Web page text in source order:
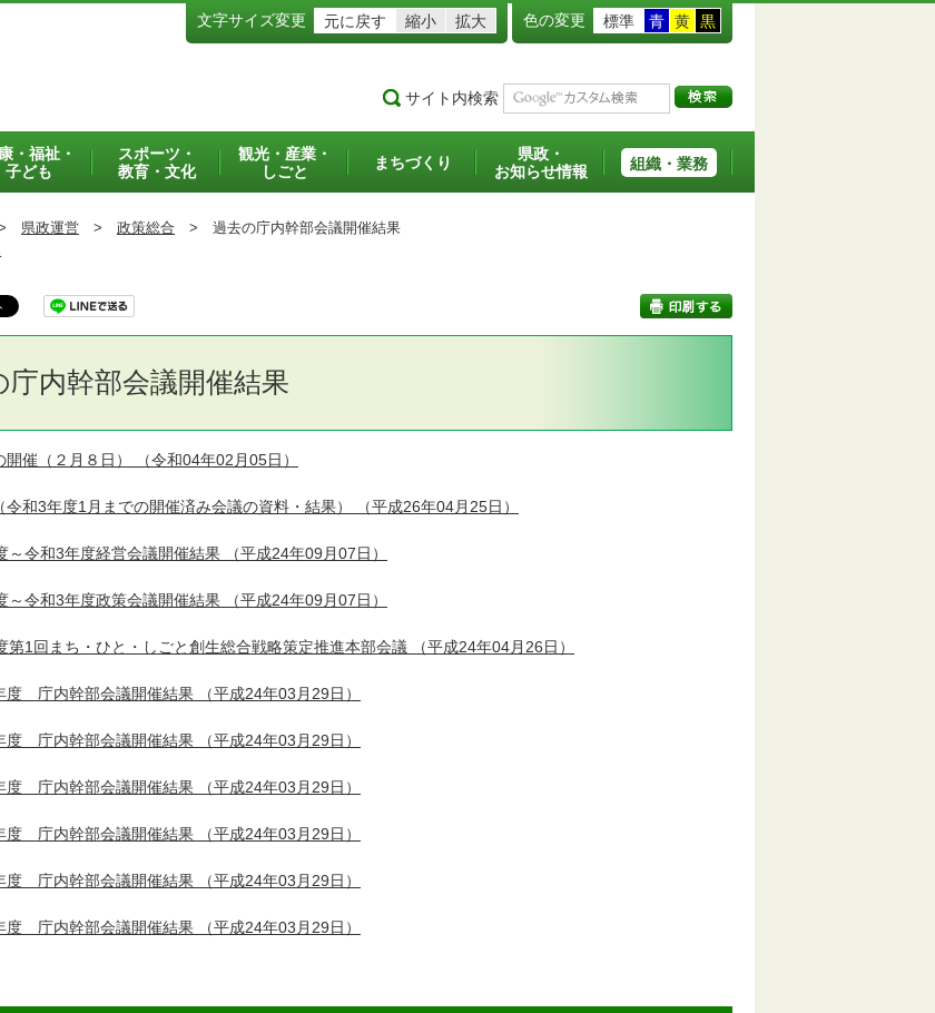
文字サイズ変更 元に戻す 縮小 拡大 色の変更 標準 青 黄 黒
サイト内検索
・福祉・
子ども
スポーツ・
教育・文化
観光・産業・
しごと
まちづくり
県政・
お知らせ情報
組織・業務
県政運営 > 政策総合 > 過去の庁内幹部会議開催結果
庁内幹部会議開催結果
催（２月８日） （令和04年02月05日）
令和3年度1月までの開催済み会議の資料・結果） （平成26年04月25日）
～令和3年度経営会議開催結果 （平成24年09月07日）
～令和3年度政策会議開催結果 （平成24年09月07日）
第1回まち・ひと・しごと創生総合戦略策定推進本部会議 （平成24年04月26日）
度 庁内幹部会議開催結果 （平成24年03月29日）
度 庁内幹部会議開催結果 （平成24年03月29日）
度 庁内幹部会議開催結果 （平成24年03月29日）
度 庁内幹部会議開催結果 （平成24年03月29日）
度 庁内幹部会議開催結果 （平成24年03月29日）
度 庁内幹部会議開催結果 （平成24年03月29日）